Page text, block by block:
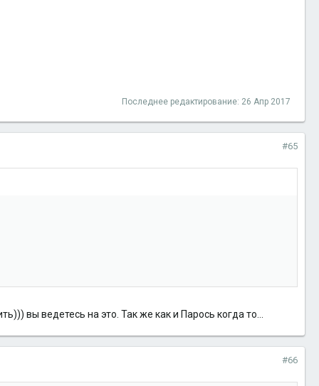
Последнее редактирование: 26 Апр 2017
#65
вы ведетесь на это. Так же как и Парось когда то...
#66